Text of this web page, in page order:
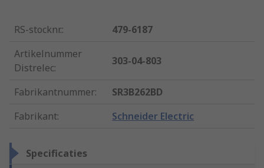
RS-stocknr.:
479-6187
Artikelnummer
Distrelec:
303-04-803
Fabrikantnummer:
SR3B262BD
Fabrikant: Schneider Electric
Specificaties